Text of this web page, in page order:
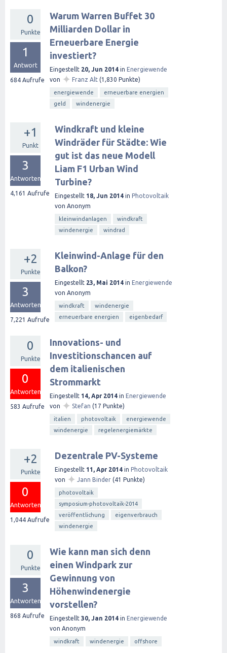
0
Punkte
1
Antwort
684 Aufrufe
Warum Warren Buffet 30
Milliarden Dollar in
Erneuerbare Energie
investiert?
Eingestellt 20, Jun 2014 in Energiewende
von ✦ Franz Alt (1,830 Punkte)
energiewende
erneuerbare energien
geld
windenergie
+1
Punkt
3
Antworten
4,161 Aufrufe
Windkraft und kleine
Windräder für Städte: Wie
gut ist das neue Modell
Liam F1 Urban Wind
Turbine?
Eingestellt 18, Jun 2014 in Photovoltaik
von Anonym
kleinwindanlagen
windkraft
windenergie
windrad
+2
Punkte
3
Antworten
7,221 Aufrufe
Kleinwind-Anlage für den
Balkon?
Eingestellt 23, Mai 2014 in Energiewende
von Anonym
windkraft
windenergie
erneuerbare energien
eigenbedarf
0
Punkte
0
Antworten
583 Aufrufe
Innovations- und
Investitionschancen auf
dem italienischen
Strommarkt
Eingestellt 14, Apr 2014 in Energiewende
von ✦ Stefan (17 Punkte)
italien photovoltaik
energiewende
windenergie
regelenergiemärkte
+2
Punkte
0
Antworten
1,044 Aufrufe
Dezentrale PV-Systeme
Eingestellt 11, Apr 2014 in Photovoltaik
von ✦ Jann Binder (41 Punkte)
photovoltaik
symposium-photovoltaik-2014
veröffentlichung
eigenverbrauch
windenergie
0
Punkte
3
Antworten
868 Aufrufe
Wie kann man sich denn
einen Windpark zur
Gewinnung von
Höhenwindenergie
vorstellen?
Eingestellt 30, Jan 2014 in Energiewende
von Anonym
windkraft windenergie offshore